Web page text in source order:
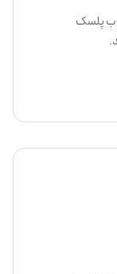
پلسک